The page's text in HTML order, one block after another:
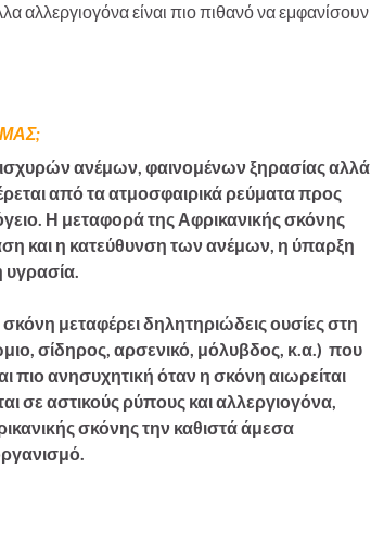
αλλεργιογόνα είναι πιο πιθανό να εμφανίσουν
ΜΑΣ;
ανέμων, φαινομένων ξηρασίας αλλά
από τα ατμοσφαιρικά ρεύματα προς
Η μεταφορά της Αφρικανικής σκόνης
και η κατεύθυνση των ανέμων, η ύπαρξη
υγρασία.
μεταφέρει δηλητηριώδεις ουσίες στη
σίδηρος, αρσενικό, μόλυβδος, κ.α.) που
πιο ανησυχητική όταν η σκόνη αιωρείται
σε αστικούς ρύπους και αλλεργιογόνα,
σκόνης την καθιστά άμεσα